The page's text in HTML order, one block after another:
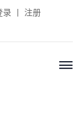
录 丨 注册